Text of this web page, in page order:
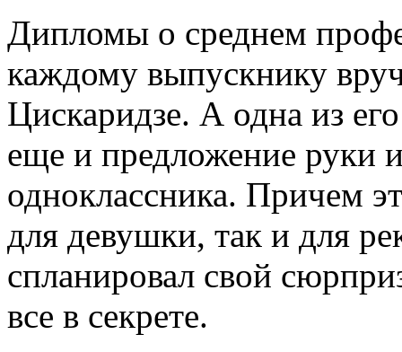
Дипломы о среднем
каждому выпускнику
Цискаридзе. А одна из
еще и предложение руки
одноклассника. Причем
для девушки, так и для
спланировал свой
все в секрете.